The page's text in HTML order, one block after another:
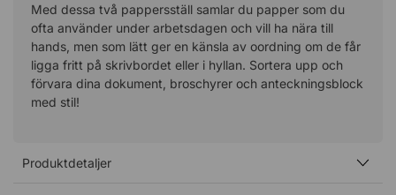
Med dessa två pappersställ samlar du papper som du
ofta använder under arbetsdagen och vill ha nära till
hands, men som lätt ger en känsla av oordning om de får
ligga fritt på skrivbordet eller i hyllan. Sortera upp och
förvara dina dokument, broschyrer och anteckningsblock
med stil!
Produktdetaljer